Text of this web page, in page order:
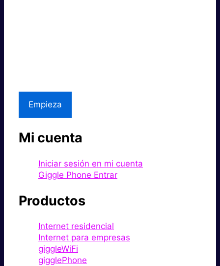
Empieza
Mi cuenta
Iniciar sesión en mi cuenta
Giggle Phone Entrar
Productos
Internet residencial
Internet para empresas
giggleWiFi
gigglePhone